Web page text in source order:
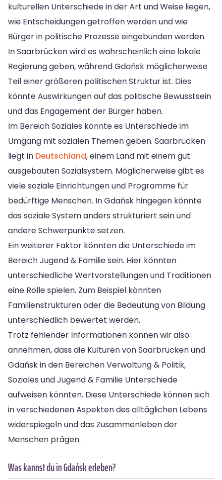
kulturellen Unterschiede in der Art und Weise liegen,
wie Entscheidungen getroffen werden und wie
Bürger in politische Prozesse eingebunden werden.
In Saarbrücken wird es wahrscheinlich eine lokale
Regierung geben, während Gdańsk möglicherweise
Teil einer größeren politischen Struktur ist. Dies
könnte Auswirkungen auf das politische Bewusstsein
und das Engagement der Bürger haben.
Im Bereich Soziales könnte es Unterschiede im
Umgang mit sozialen Themen geben. Saarbrücken
liegt in Deutschland, einem Land mit einem gut
ausgebauten Sozialsystem. Möglicherweise gibt es
viele soziale Einrichtungen und Programme für
bedürftige Menschen. In Gdańsk hingegen könnte
das soziale System anders strukturiert sein und
andere Schwerpunkte setzen.
Ein weiterer Faktor könnten die Unterschiede im
Bereich Jugend & Familie sein. Hier könnten
unterschiedliche Wertvorstellungen und Traditionen
eine Rolle spielen. Zum Beispiel könnten
Familienstrukturen oder die Bedeutung von Bildung
unterschiedlich bewertet werden.
Trotz fehlender Informationen können wir also
annehmen, dass die Kulturen von Saarbrücken und
Gdańsk in den Bereichen Verwaltung & Politik,
Soziales und Jugend & Familie Unterschiede
aufweisen könnten. Diese Unterschiede können sich
in verschiedenen Aspekten des alltäglichen Lebens
widerspiegeln und das Zusammenleben der
Menschen prägen.
Was kannst du in Gdańsk erleben?